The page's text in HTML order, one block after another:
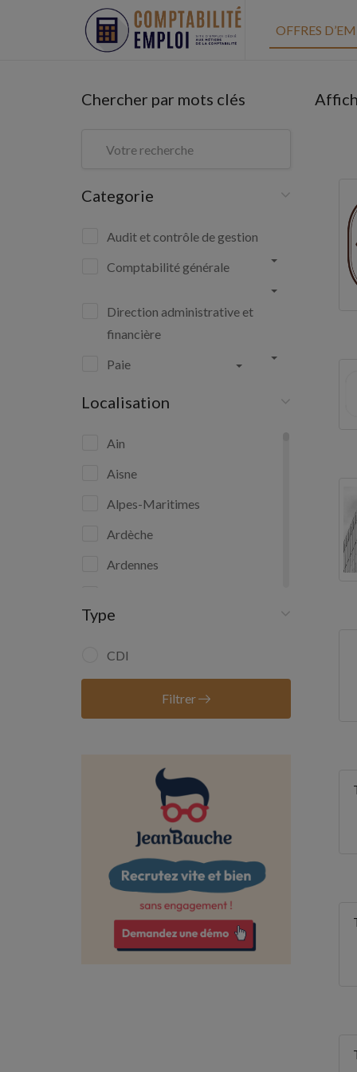
OFFRES
Chercher par mots clés
Categorie
Audit et contrôle de gestion
Comptabilité générale
Direction administrative et
financière
Paie
Localisation
Ain
Aisne
Alpes-Maritimes
Ardèche
Ardennes
Aube
Aude
Bas-Rhin
Calvados
Charente
Charente-Maritime
Corrèze
Type
CDI
Filtrer